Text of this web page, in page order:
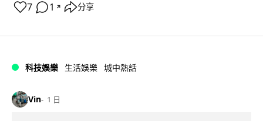
7 1 ↗ 分享
科技娛樂 生活娛樂 城中熱話
Vin 1 日